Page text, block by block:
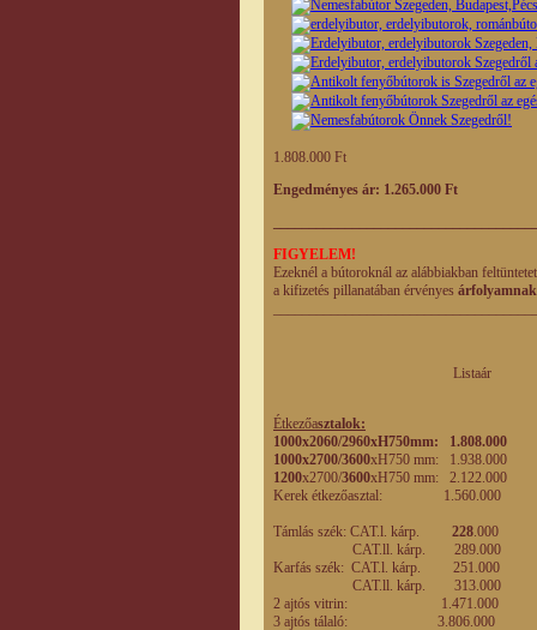
1.808.000 Ft
Engedményes ár: 1.265.000 Ft
FIGYELEM!
Ezeknél a bútoroknál az alábbiakban
a kifizetés pillanatában érvényes
Listaár
Étkezőasztalok:
1000x2060/2960xH750mm:
1000x2700/3600xH750 mm:
1200x2700/3600xH750 mm:
Kerek étkezőasztal: 1.560.000
Támlás szék: CAT.l. kárp. 228.000
CAT.ll. kárp.
Karfás szék: CAT.l. kárp.
CAT.ll. kárp.
2 ajtós vitrin:
3 ajtós tálaló: